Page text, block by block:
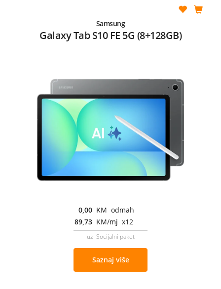
Samsung
Galaxy Tab S10 FE 5G (8+128GB)
0,00 KM odmah
89,73 KM/mj x12
uz Socijalni paket
Saznaj više